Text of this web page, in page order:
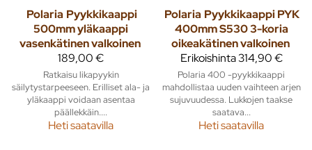
Polaria Pyykkikaappi
500mm yläkaappi
vasenkätinen valkoinen
189,00 €
Ratkaisu likapyykin
säilytystarpeeseen. Erilliset ala- ja
yläkaappi voidaan asentaa
päällekkäin....
Heti saatavilla
Polaria Pyykkikaappi PYK
400mm S530 3-koria
oikeakätinen valkoinen
Erikoishinta314,90 €
Polaria 400 -pyykkikaappi
mahdollistaa uuden vaihteen arjen
sujuvuudessa. Lukkojen taakse
saatava...
Heti saatavilla